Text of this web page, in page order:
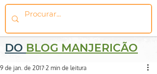
DO BLOG MANJERICÃO
9 de jan. de 2017 2 min de leitura